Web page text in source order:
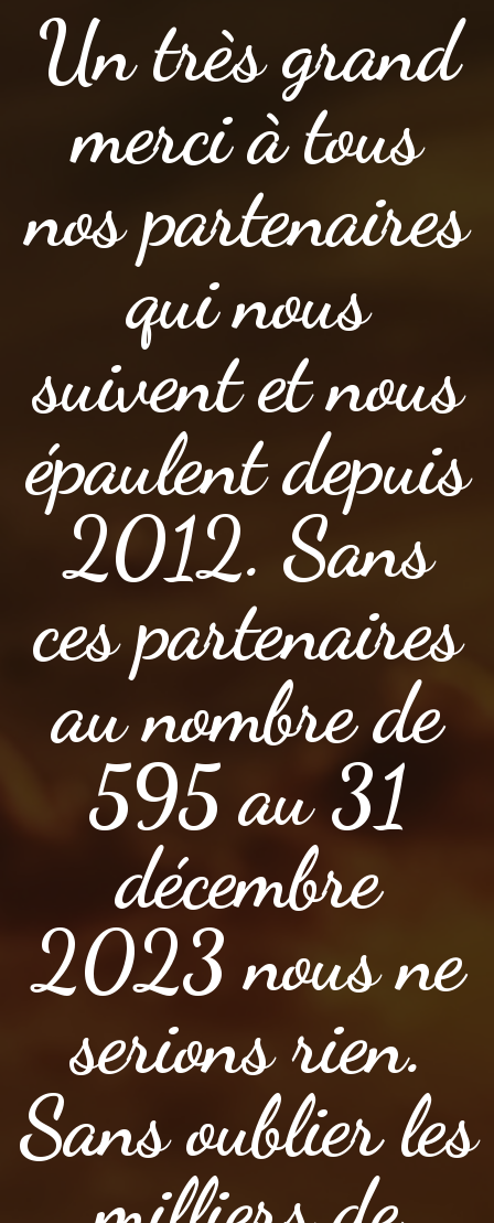
Un très grand
merci à tous
nos partenaires
qui nous
suivent et nous
épaulent depuis
2012. Sans
ces partenaires
au nombre de
595 au 31
décembre
2023 nous ne
serions rien.
Sans oublier les